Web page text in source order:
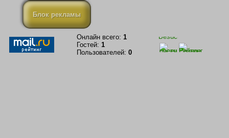
Блок рекламы
Онлайн всего: 1
Гостей: 1
Пользователей: 0